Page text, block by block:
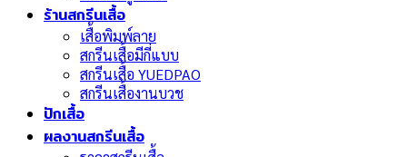
ร้านสกรีนเสื้อ
เสื้อพิมพ์ลาย
สกรีนเสื้อมีกี่แบบ
สกรีนเสื้อ YUEDPAO
สกรีนเสื้องานบวช
ปักเสื้อ
ผลงานสกรีนเสื้อ